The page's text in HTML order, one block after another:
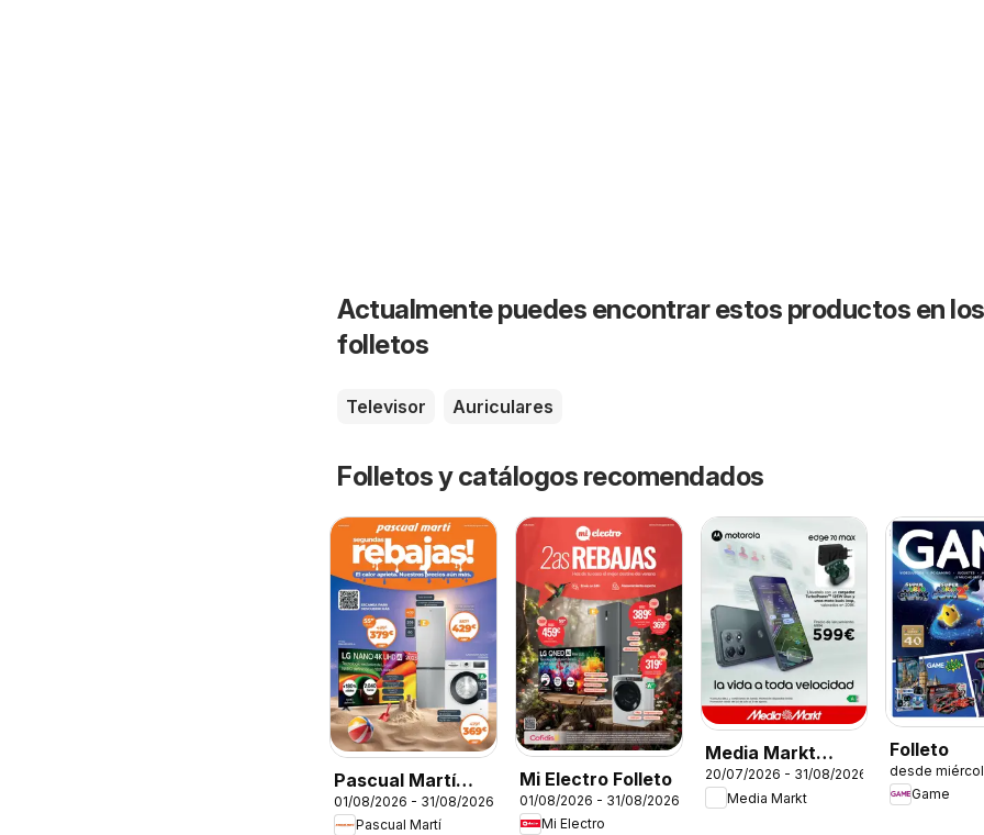
Actualmente puedes encontrar estos productos en los
folletos
Televisor Auriculares
Folletos y catálogos recomendados
Pascual Martí
Folleto
01/08/2026 - 31/08/2026
Pascual Martí
Mi Electro Folleto
01/08/2026 - 31/08/2026
Mi Electro
Media Markt
Folleto
20/07/2026 - 31/08/2026
Media Markt
Folleto
desde
Game